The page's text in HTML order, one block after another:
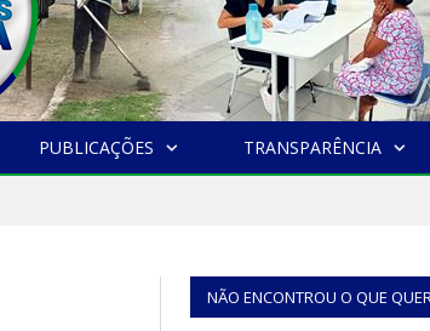
PUBLICAÇÕES TRANSPARÊNCIA
NÃO ENCONTROU O QUE